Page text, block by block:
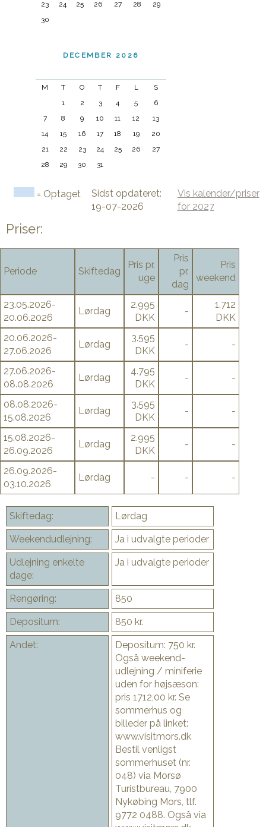
23 24 25 26 27 28
29
30
DECEMBER 2026
M T O T F L
S
1
2 3 4 5
6
7
8 9 10 11 12
13
14
15 16 17 18 19
20
21
22 23 24 25 26
27
28
29 30 31
= Optaget
Sidst opdateret:
19-07-2026
Vis kalender/priser
for 2027
Priser:
Periode Skiftedag
Pris pr.
uge
Pris
pr.
dag
Pris
weekend
23.05.2026-
20.06.2026
Lørdag
2.995
DKK
-
1.712
DKK
20.06.2026-
27.06.2026
Lørdag
3.595
DKK
- -
27.06.2026-
08.08.2026
Lørdag
4.795
DKK
- -
08.08.2026-
15.08.2026
Lørdag
3.595
DKK
- -
15.08.2026-
26.09.2026
Lørdag
2.995
DKK
- -
26.09.2026-
03.10.2026
Lørdag - - -
Skiftedag: Lørdag
Weekendudlejning: Ja i udvalgte perioder
Udlejning enkelte
dage:
Ja i udvalgte perioder
Rengøring: 850
Depositum: 850 kr.
Andet:
Depositum: 750 kr.
Også weekend-
udlejning / miniferie
uden for højsæson:
pris 1712,00 kr. Se
sommerhus og
billeder på linket:
www.visitmors.dk
Bestil venligst
sommerhuset (nr.
048) via Morsø
Turistbureau, 7900
Nykøbing Mors, tlf.
9772 0488. Også via